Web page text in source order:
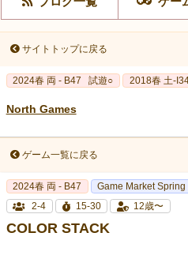
サイトトップに戻る
2024春 両 - B47 試遊○ 2018春 土-
North Games
ゲーム一覧に戻る
2024春 両 - B47
Game Market
2-4
15-30 12歳〜
COLOR STACK